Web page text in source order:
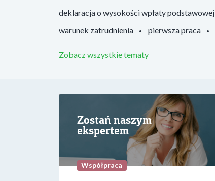
deklaracja o wysokości wpłaty podstawowej
warunek zatrudnienia
pierwsza praca
Zobacz wszystkie tematy
Zostań naszym
ekspertem
Współpraca